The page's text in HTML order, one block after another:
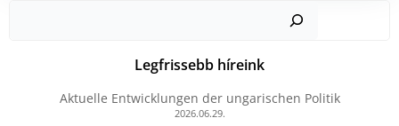
Legfrissebb híreink
Aktuelle Entwicklungen der ungarischen Politik
2026.06.29.